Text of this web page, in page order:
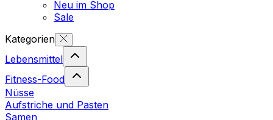
Neu im Shop
Sale
Kategorien
Lebensmittel
Fitness-Food
Nüsse
Aufstriche und Pasten
Samen